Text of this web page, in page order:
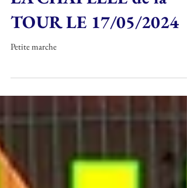
LA CHAPELLE de la
TOUR LE 17/05/2024
Petite marche